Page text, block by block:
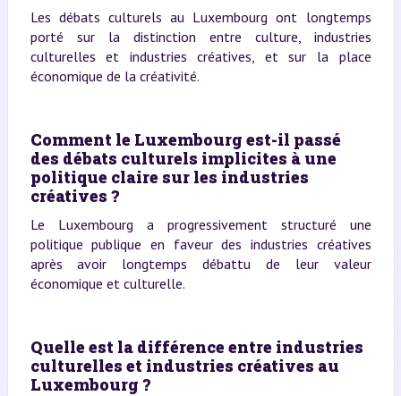
Les débats culturels au Luxembourg ont longtemps
porté sur la distinction entre culture, industries
culturelles et industries créatives, et sur la place
économique de la créativité.
Comment le Luxembourg est-il passé
des débats culturels implicites à une
politique claire sur les industries
créatives ?
Le Luxembourg a progressivement structuré une
politique publique en faveur des industries créatives
après avoir longtemps débattu de leur valeur
économique et culturelle.
Quelle est la différence entre industries
culturelles et industries créatives au
Luxembourg ?